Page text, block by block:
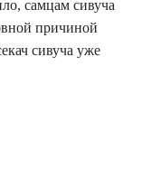
самцам сивуча
причиной
сивуча уже